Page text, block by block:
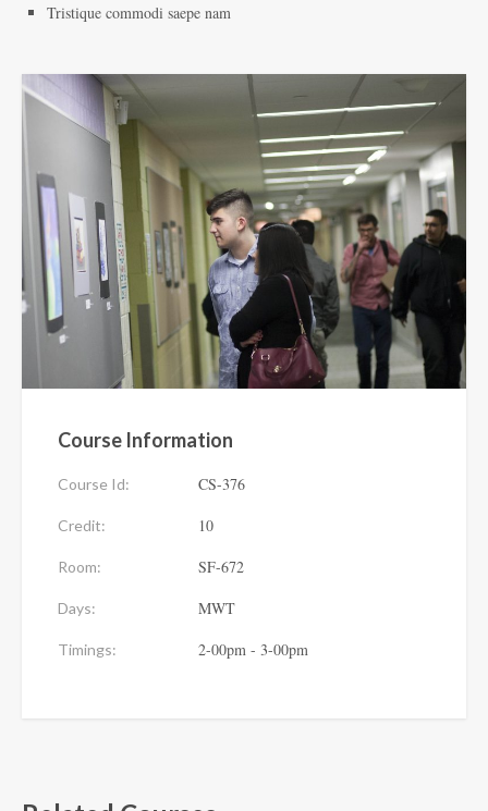
Tristique commodi saepe nam
Course Information
Course Id: CS-376
Credit: 10
Room: SF-672
Days: MWT
Timings: 2-00pm - 3-00pm